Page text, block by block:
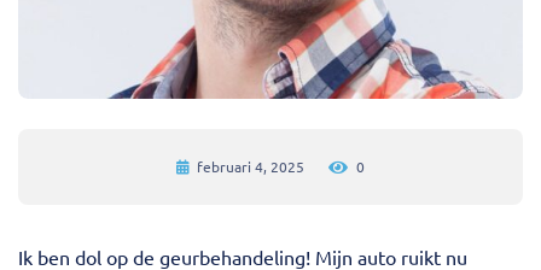
februari 4, 2025 0
Ik ben dol op de geurbehandeling! Mijn auto ruikt nu